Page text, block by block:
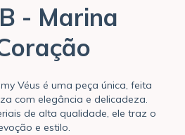
- Marina
Véus é uma peça única, feita
com elegância e delicadeza.
de alta qualidade, ele traz o
e estilo.